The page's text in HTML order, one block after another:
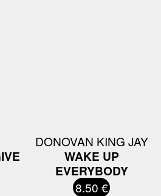
DONOVAN KING JAY
WAKE UP
EVERYBODY
8.50 €